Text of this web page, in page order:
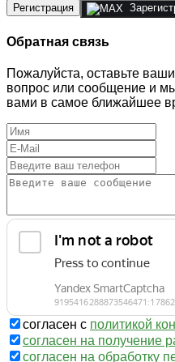
Регистрация
Обратная связь
Пожалуйста, оставьте
вопрос или сообщение и
вами в самое ближайшее
согласен с политикой
согласен на получение
согласен на обработку